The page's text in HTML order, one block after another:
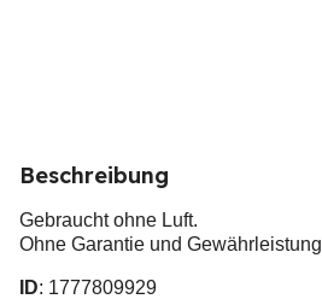
Beschreibung
Gebraucht ohne Luft.
Ohne Garantie und Gewährleistung
ID: 1777809929